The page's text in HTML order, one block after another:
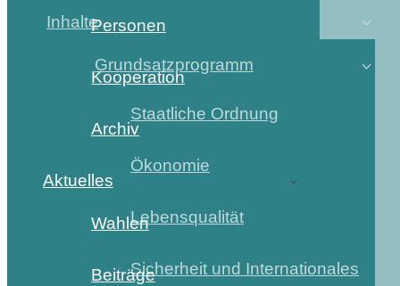
Inhalte
Grundsatzprogramm
Staatliche Ordnung
Ökonomie
Lebensqualität
Sicherheit und Internationales
Personen
Kooperation
Archiv
Aktuelles
Wahlen
Beiträge